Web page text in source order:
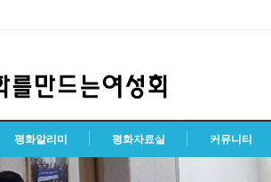
평화알리미 평화자료실 커뮤니티